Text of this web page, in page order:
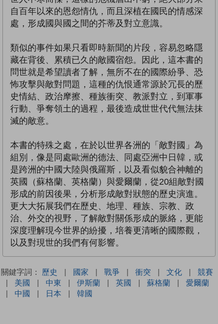
自百年以來的恩怨情仇，而且深植在國民的情感深
處，形成國與國之間的芥蒂及對立意識。
類似的事件如果只看即時新聞的片段，容易忽略隱
藏在背後、累積已久的敵國宿怨。因此，這本書的
問世就是希望讀者了解，無所不在的國際紛爭、恐
怖攻擊與敵對問題，這種的仇恨通常源於冗長的歷
史情結、政治摩擦、種族衝突、教派對立，到軍事
行動、爭奪領土的過程，最後造成世世代代無法抹
滅的敵意。
本書的特殊之處，在於以世界各洲的「敵對國」為
組別，像是同處歐洲的德法、同處亞洲中日韓，或
是跨洲的中國大陸與俄羅斯，以及看似貌合神離的
英國（蘇格蘭、英格蘭）與愛爾蘭，從20組敵對國
形成的前因後果，分析形成敵對狀態的歷史演進。
更大大拓展我們在歷史、地理、種族、宗教、政
治、外交的視野，了解敵對關係形成的脈絡，更能
深度理解現今世界的紛擾，培養更清晰的國際觀，
以及對現世的我們有何影響。
關鍵字詞： 歷史 | 國家 | 戰爭 | 衝突 | 文化 |
競賽
|
美國 | 中東 | 伊斯蘭 | 英國 | 蘇格蘭 |
愛爾蘭
|
中國 | 日本 | 韓國